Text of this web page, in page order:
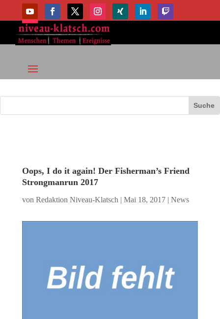
Oops, I do it again! Der Fisherman’s Friend
Strongmanrun 2017
von Redaktion Niveau-Klatsch | Mai 18, 2017| News